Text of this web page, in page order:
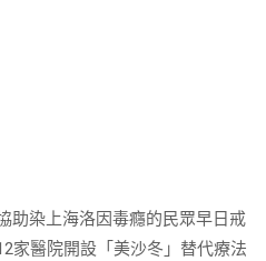
助染上海洛因毒癮的民眾早日戒
家醫院開設「美沙冬」替代療法